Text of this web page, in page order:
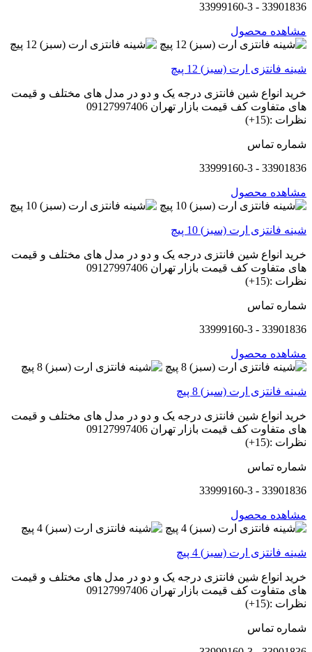
33901836 - 33999160-3
مشاهده محصول
شینه فانتزی ارت (سبز) 12 پیچ
خرید انواع شین فانتزی درجه یک و دو در مدل های مختلف و قیمت
های متفاوت کف قیمت بازار تهران 09127997406
نظرات :(15+)
شماره تماس
33901836 - 33999160-3
مشاهده محصول
شینه فانتزی ارت (سبز) 10 پیچ
خرید انواع شین فانتزی درجه یک و دو در مدل های مختلف و قیمت
های متفاوت کف قیمت بازار تهران 09127997406
نظرات :(15+)
شماره تماس
33901836 - 33999160-3
مشاهده محصول
شینه فانتزی ارت (سبز) 8 پیچ
خرید انواع شین فانتزی درجه یک و دو در مدل های مختلف و قیمت
های متفاوت کف قیمت بازار تهران 09127997406
نظرات :(15+)
شماره تماس
33901836 - 33999160-3
مشاهده محصول
شینه فانتزی ارت (سبز) 4 پیچ
خرید انواع شین فانتزی درجه یک و دو در مدل های مختلف و قیمت
های متفاوت کف قیمت بازار تهران 09127997406
نظرات :(15+)
شماره تماس